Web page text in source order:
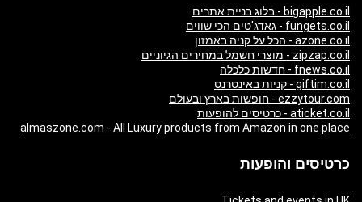
bigapple.co.il - בלוג בניית אתרים
fungets.co.il - גאדג'טים הכי שווים
azone.co.il - הכל על קניה באמזון
zipzap.co.il - מוצרי חשמל במחירים הגיוניים
fnews.co.il - חדשות כלכלה
giftim.co.il - קניות באינטרנט
ezzytour.com - חופשות בארץ ובעולם
aticket.co.il - כרטיסים להופעות
almaszone.com - All Luxury products from Amazon in one place
כרטיסים והופעות